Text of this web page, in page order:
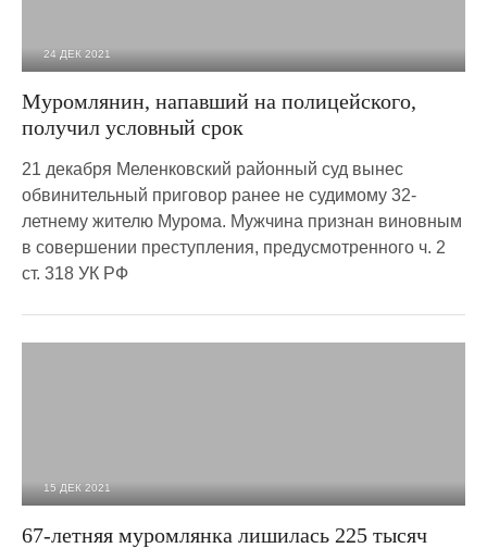
24 ДЕК 2021
Муромлянин, напавший на полицейского,
получил условный срок
21 декабря Меленковский районный суд вынес
обвинительный приговор ранее не судимому 32-
летнему жителю Мурома. Мужчина признан виновным
в совершении преступления, предусмотренного ч. 2
ст. 318 УК РФ
15 ДЕК 2021
67-летняя муромлянка лишилась 225 тысяч